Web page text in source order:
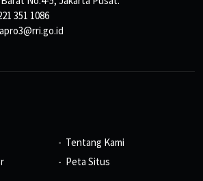
351 1086
Tentang Kami
Peta Situs